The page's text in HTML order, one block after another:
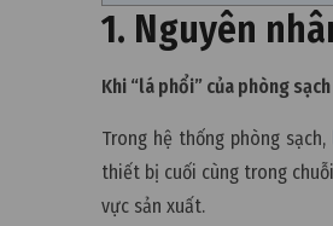
1. Nguyên
Khi “lá phổi” của phòng
Trong hệ thống phòng sạch,
thiết bị cuối cùng trong
vực sản xuất.